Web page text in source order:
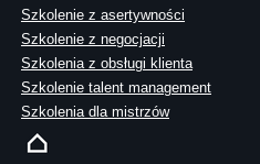
Szkolenie z asertywności
Szkolenie z negocjacji
Szkolenia z obsługi klienta
Szkolenie talent management
Szkolenia dla mistrzów